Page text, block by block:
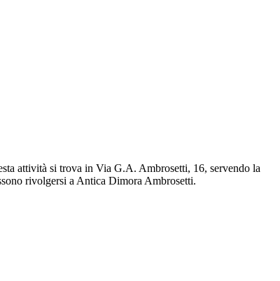
attività si trova in Via G.A. Ambrosetti, 16, servendo la
rivolgersi a Antica Dimora Ambrosetti.